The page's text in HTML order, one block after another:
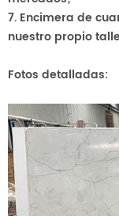
7. Encimera de
nuestro propio
Fotos detalladas: